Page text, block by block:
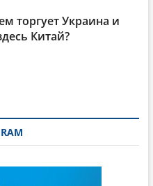
торгует Украина и
Китай?